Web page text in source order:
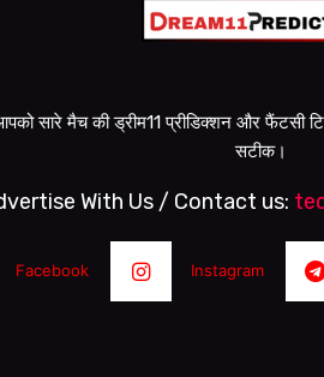
सारे मैच की ड्रीम11 प्रीडिक्शन और फैंटसी
सटीक।
With Us / Contact us:
Facebook Instagram